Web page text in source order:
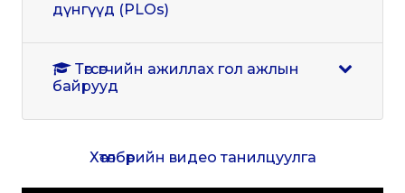
дүнгүүд (PLOs)
байрууд
Хөтөлбөрийн видео танилцуулга